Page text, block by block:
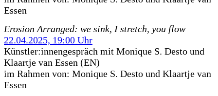
Essen
Erosion Arranged: we sink, I stretch, you flow
22.04.2025, 19:00 Uhr
Künstler:innengespräch mit Monique S. Desto und
Klaartje van Essen (EN)
im Rahmen von: Monique S. Desto und Klaartje van
Essen